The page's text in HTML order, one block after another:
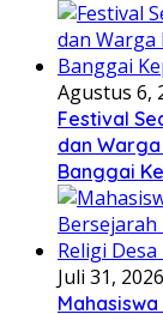
Agustus 6,
Festival
dan
Banggai
Juli 31, 2026
Mahasiswa